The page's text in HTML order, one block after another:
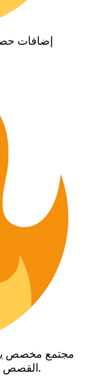
القصص العميقة وتطوير الشخصيات بشكل احترافي.